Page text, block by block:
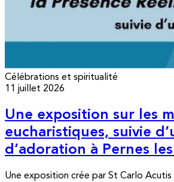
Célébrations et spiritualité
11 juillet 2026
Une exposition sur les
eucharistiques, suivie
d’adoration à Pernes
Une exposition crée par St Carlo